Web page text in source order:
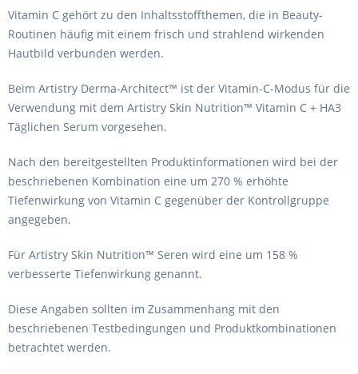
Vitamin C gehört zu den Inhaltsstoffthemen, die in Beauty-
Routinen häufig mit einem frisch und strahlend wirkenden
Hautbild verbunden werden.
Beim Artistry Derma-Architect™ ist der Vitamin-C-Modus für die
Verwendung mit dem Artistry Skin Nutrition™ Vitamin C + HA3
Täglichen Serum vorgesehen.
Nach den bereitgestellten Produktinformationen wird bei der
beschriebenen Kombination eine um 270 % erhöhte
Tiefenwirkung von Vitamin C gegenüber der Kontrollgruppe
angegeben.
Für Artistry Skin Nutrition™ Seren wird eine um 158 %
verbesserte Tiefenwirkung genannt.
Diese Angaben sollten im Zusammenhang mit den
beschriebenen Testbedingungen und Produktkombinationen
betrachtet werden.